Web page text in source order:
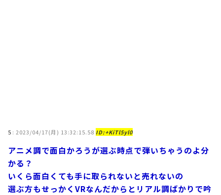
5 : 2023/04/17(月) 13:32:15.58 ID:+KiTl5yl0
アニメ調で面白かろうが選ぶ時点で弾いちゃうのよ分
かる？
いくら面白くても手に取られないと売れないの
選ぶ方もせっかくVRなんだからとリアル調ばかりで吟